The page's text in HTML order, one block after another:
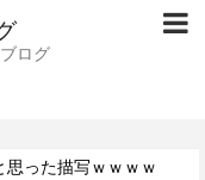
ログ
思った描写ｗｗｗｗ